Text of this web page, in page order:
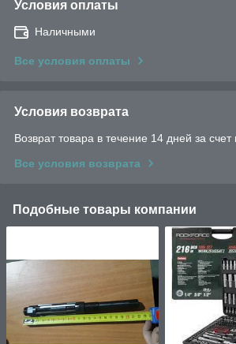
Условия оплаты
Наличными
Все условия оплаты
Условия возврата
Возврат товара в течение 14 дней за счет
Все условия возврата
Подобные товары компании